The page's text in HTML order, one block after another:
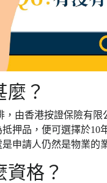
麼？
由香港按證保險有
押品，便可選擇於10
申請人仍然是物業的
資格？